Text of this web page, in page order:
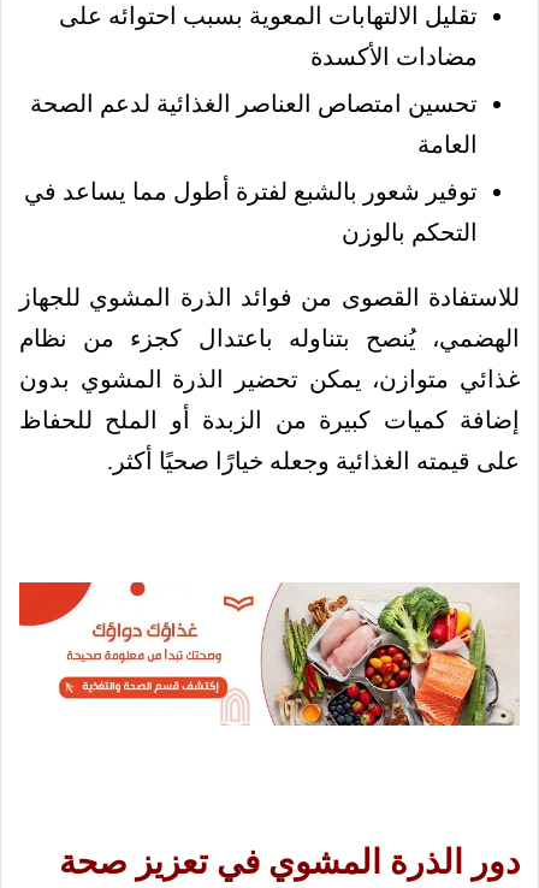
تقليل الالتهابات المعوية بسبب احتوائه على
مضادات الأكسدة
تحسين امتصاص العناصر الغذائية لدعم الصحة
العامة
توفير شعور بالشبع لفترة أطول مما يساعد في
التحكم بالوزن
للاستفادة القصوى من فوائد الذرة المشوي للجهاز
الهضمي، يُنصح بتناوله باعتدال كجزء من نظام
غذائي متوازن، يمكن تحضير الذرة المشوي بدون
إضافة كميات كبيرة من الزبدة أو الملح للحفاظ
على قيمته الغذائية وجعله خيارًا صحيًا أكثر.
دور الذرة المشوي في تعزيز صحة